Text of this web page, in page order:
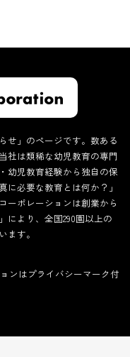
せ」のページです。数ある
社は類稀な幼児教育の専門
幼児教育経験から独自の保
必要な教育とは何か？」
ーポレーションは創業から
により、全国290園以上の
ます。
ンはプライバシーマーク付